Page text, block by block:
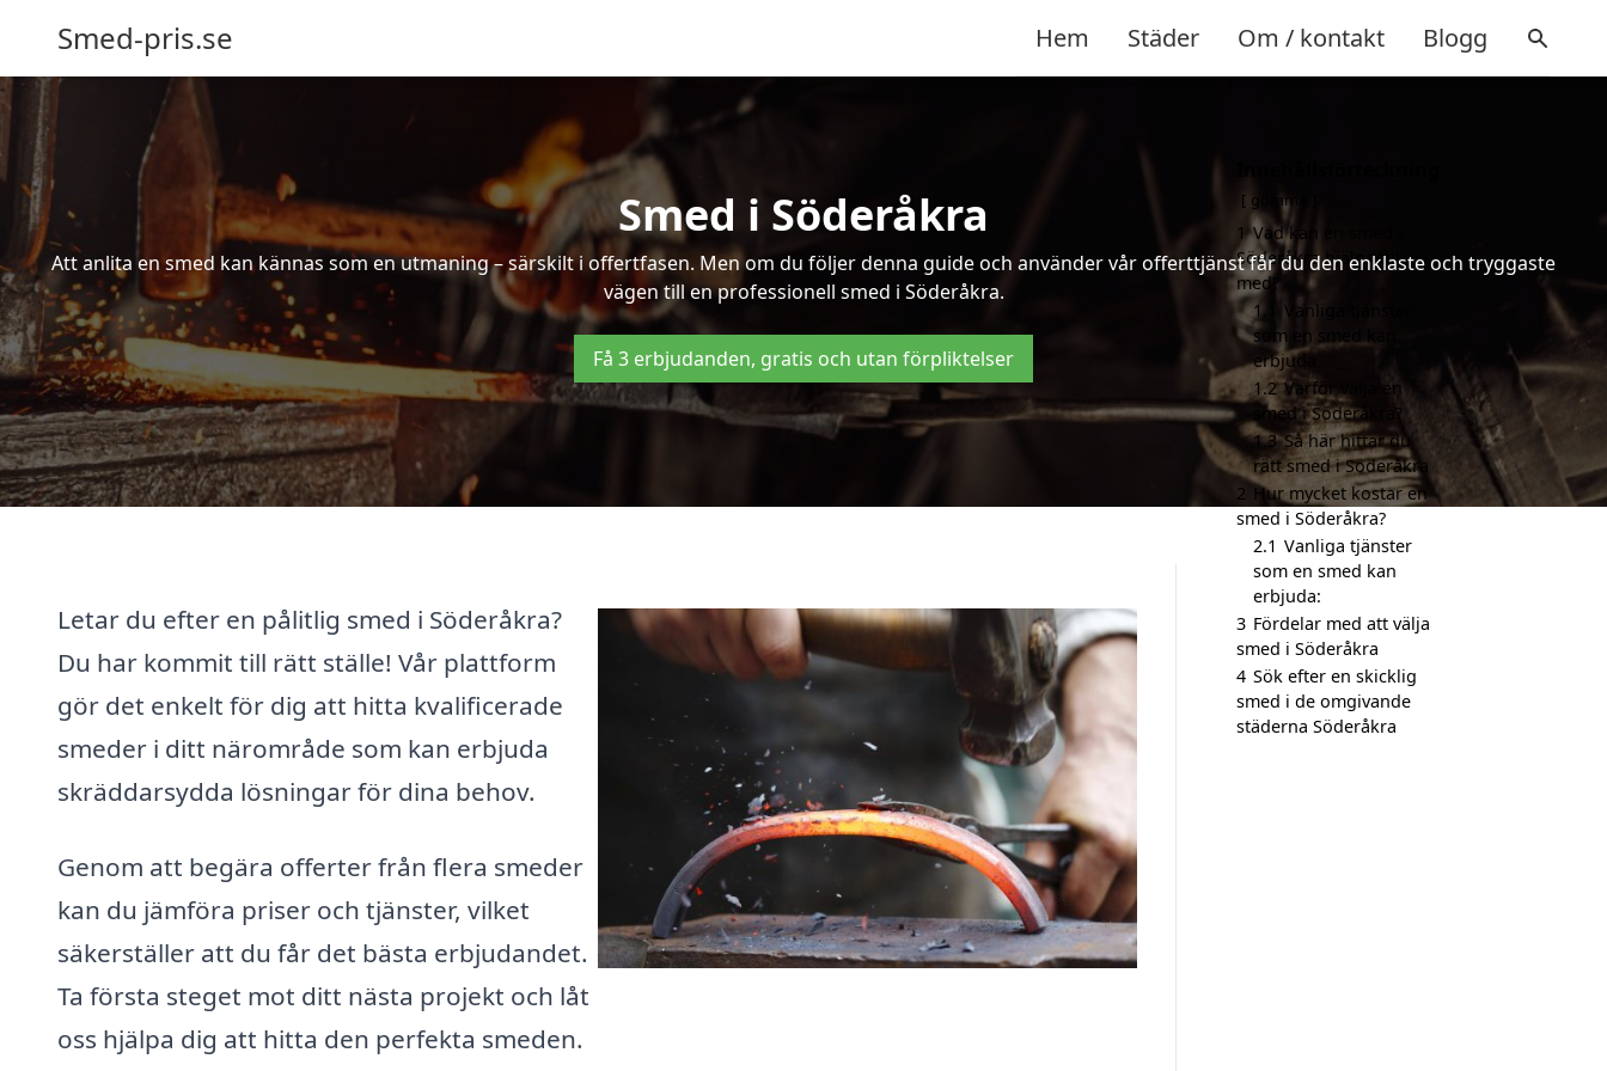
Smed-pris.se Hem Städer Om / kontakt Blogg
Smed i Söderåkra
Att anlita en smed kan kännas som en utmaning – särskilt i offertfasen. Men om du följer denna guide och använder vår offerttjänst får du den enklaste och tryggaste
vägen till en professionell smed i Söderåkra.
Få 3 erbjudanden, gratis och utan förpliktelser
Letar du efter en pålitlig smed i Söderåkra?
Du har kommit till rätt ställe! Vår plattform
gör det enkelt för dig att hitta kvalificerade
smeder i ditt närområde som kan erbjuda
skräddarsydda lösningar för dina behov.
Genom att begära offerter från flera smeder
kan du jämföra priser och tjänster, vilket
säkerställer att du får det bästa erbjudandet.
Ta första steget mot ditt nästa projekt och låt
oss hjälpa dig att hitta den perfekta smeden.
gömma
1 Vad kan en smed i
Söderåkra hjälpa till
med?
1.1
Vanliga tjänster
som en smed kan
erbjuda
1.2 Varför välja en
smed i Söderåkra?
1.3 Så här hittar du
rätt smed i Söderåkra
2 Hur mycket kostar en
smed i Söderåkra?
2.1 Vanliga tjänster
som en smed kan
erbjuda:
3 Fördelar med att välja
smed i Söderåkra
4 Sök efter en skicklig
smed i de omgivande
städerna Söderåkra